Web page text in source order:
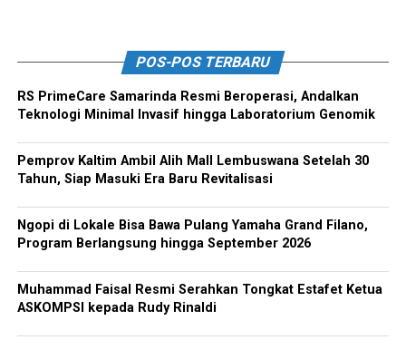
POS-POS TERBARU
RS PrimeCare Samarinda Resmi Beroperasi, Andalkan
Teknologi Minimal Invasif hingga Laboratorium Genomik
Pemprov Kaltim Ambil Alih Mall Lembuswana Setelah 30
Tahun, Siap Masuki Era Baru Revitalisasi
Ngopi di Lokale Bisa Bawa Pulang Yamaha Grand Filano,
Program Berlangsung hingga September 2026
Muhammad Faisal Resmi Serahkan Tongkat Estafet Ketua
ASKOMPSI kepada Rudy Rinaldi